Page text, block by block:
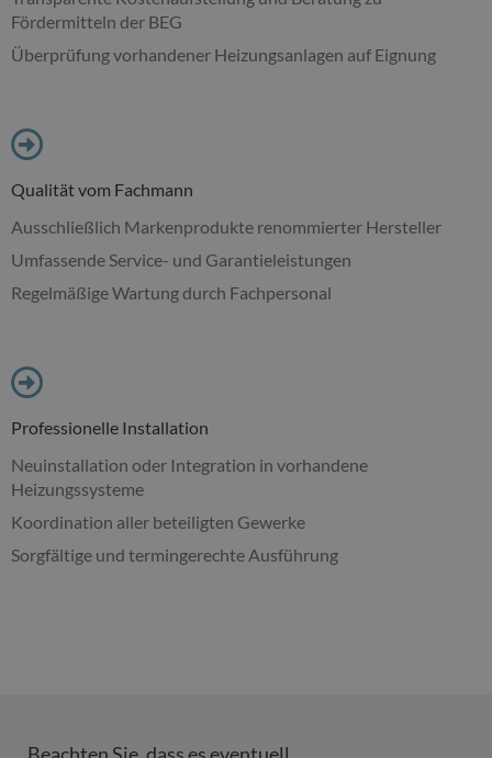
Fördermitteln der BEG
Überprüfung vorhandener Heizungsanlagen auf Eignung
Qualität vom Fachmann
Ausschließlich Markenprodukte renommierter Hersteller
Umfassende Service- und Garantieleistungen
Regelmäßige Wartung durch Fachpersonal
Professionelle Installation
Neuinstallation oder Integration in vorhandene
Heizungssysteme
Koordination aller beteiligten Gewerke
Sorgfältige und termingerechte Ausführung